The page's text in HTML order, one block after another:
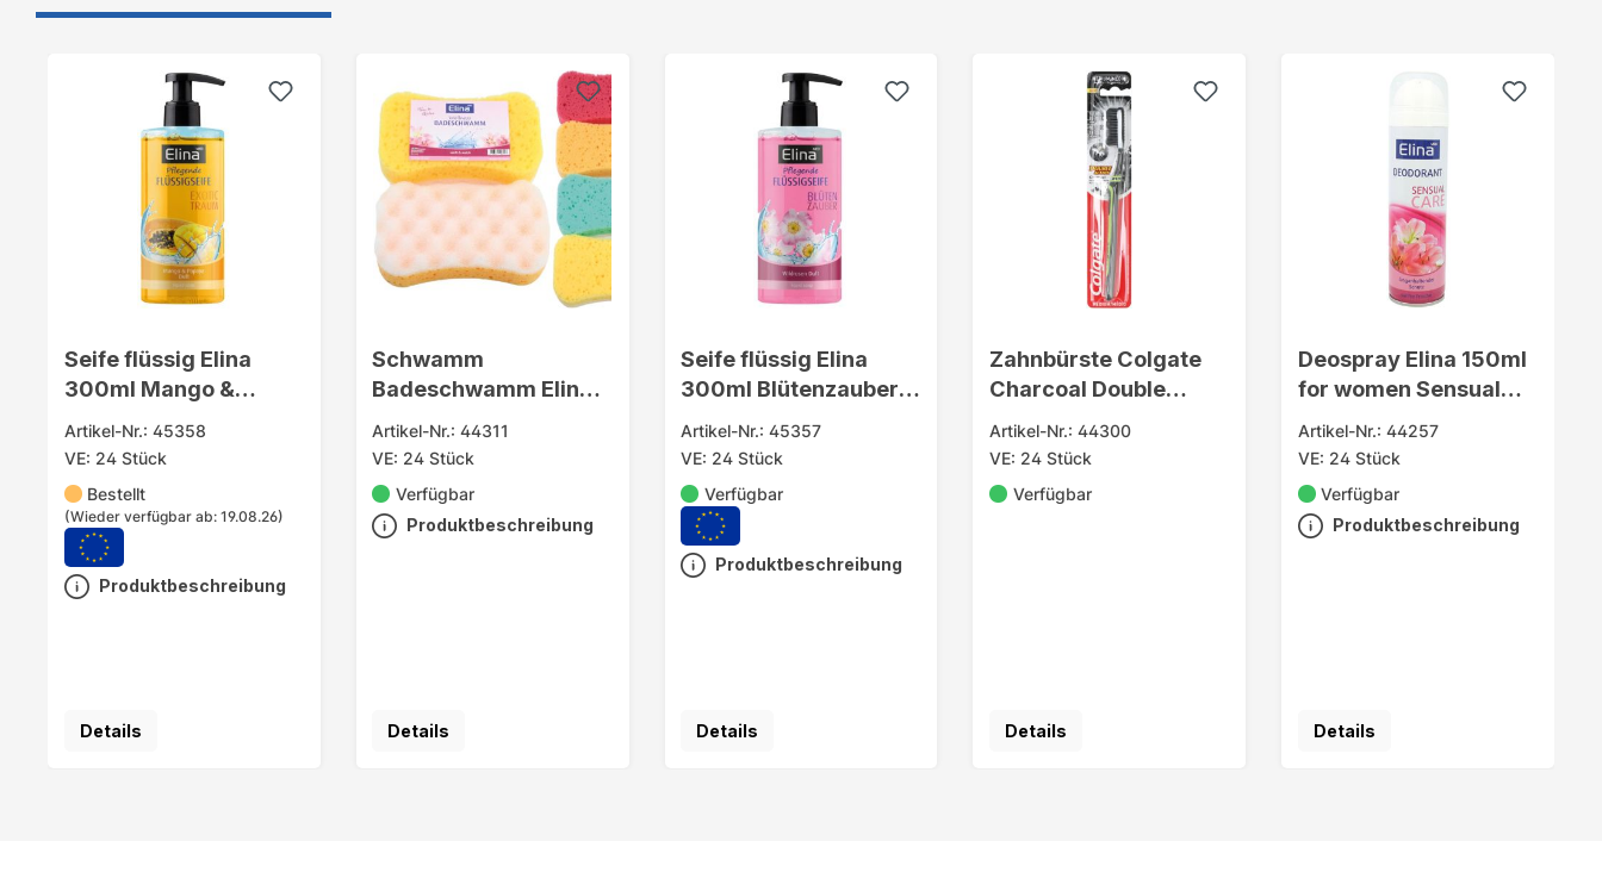
Seife flüssig Elina
300ml Mango &
Papaya
Artikel-Nr.: 45358
VE: 24 Stück
Bestellt
(Wieder verfügbar ab: 19.08.26)
Produktbeschreibung
Details
Schwamm
Badeschwamm Elina
tailliert
ca.17x9x4,5cm
Artikel-Nr.: 44311
VE: 24 Stück
Verfügbar
Produktbeschreibung
Details
Seife flüssig Elina
300ml Blütenzauber
m. Spender
Artikel-Nr.: 45357
VE: 24 Stück
Verfügbar
Produktbeschreibung
Details
Zahnbürste Colgate
Charcoal Double
Action Medium
Artikel-Nr.: 44300
VE: 24 Stück
Verfügbar
Details
Deospray Elina 150ml
for women Sensual
Care
Artikel-Nr.: 44257
VE: 24 Stück
Verfügbar
Produktbeschreibung
Details